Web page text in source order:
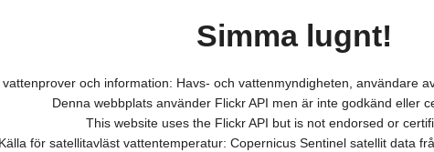
Simma lugnt!
vattenprover och information: Havs- och vattenmyndigheten, användare
Denna webbplats använder Flickr API men är inte godkänd eller
This website uses the Flickr API but is not endorsed or
Källa för satellitavläst vattentemperatur: Copernicus Sentinel satellit data